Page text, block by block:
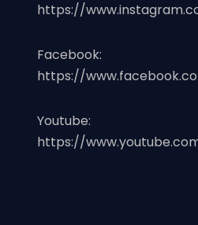
https://
Facebook:
https://
Youtube:
https://